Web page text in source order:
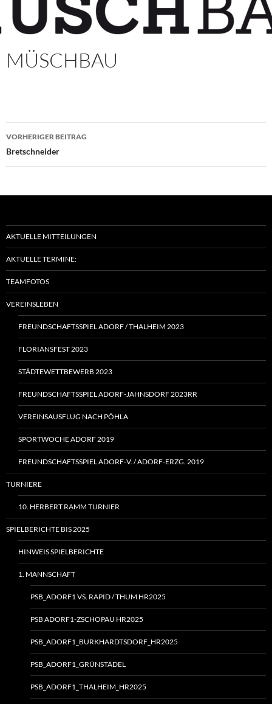
MÜSCHBAU
Beitragsnavigation
VORHERIGER BEITRAG
Bretschneider
AKTUELLE MITTEILUNGEN
AKTUELLE TERMINE:
TEAMFOTOS
VEREINSLEBEN
FREUNDSCHAFTSSPIEL ADORF / THALHEIM 2023
FLORIANSFEST 2023
STÄDTEWETTBEWERB 2023
FREUNDSCHAFTSSPIEL ADORF-JAHNSDORF 2023RR
VEREINSAUSFLUG NACH PÖHLA
SPORTWOCHE ADORF 2019
FREUNDSCHAFTSSPIEL ADORF‑V. / ADORF-ERZG. 2019
TURNIERE
10. HERBERT RAMM TURNIER
SPIELBERICHTE BIS 2025
HINWEIS SPIELBERICHTE
1. MANNSCHAFT
PSB_ADORF1 VS. RAPID / THUM HR2025
PSB ADORF1-ZSCHOPAU HR2025
PSB_ADORF1_BURKHARDTSDORF_HR2025
PSB_ADORF1_GRÜNSTÄDEL
PSB_ADORF1_THALHEIM_HR2025